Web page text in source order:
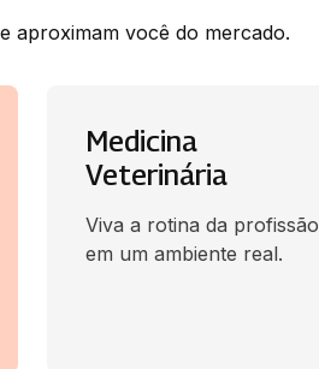
aproximam você do mercado.
Medicina
Veterinária
Viva a rotina da profissão
em um ambiente real.